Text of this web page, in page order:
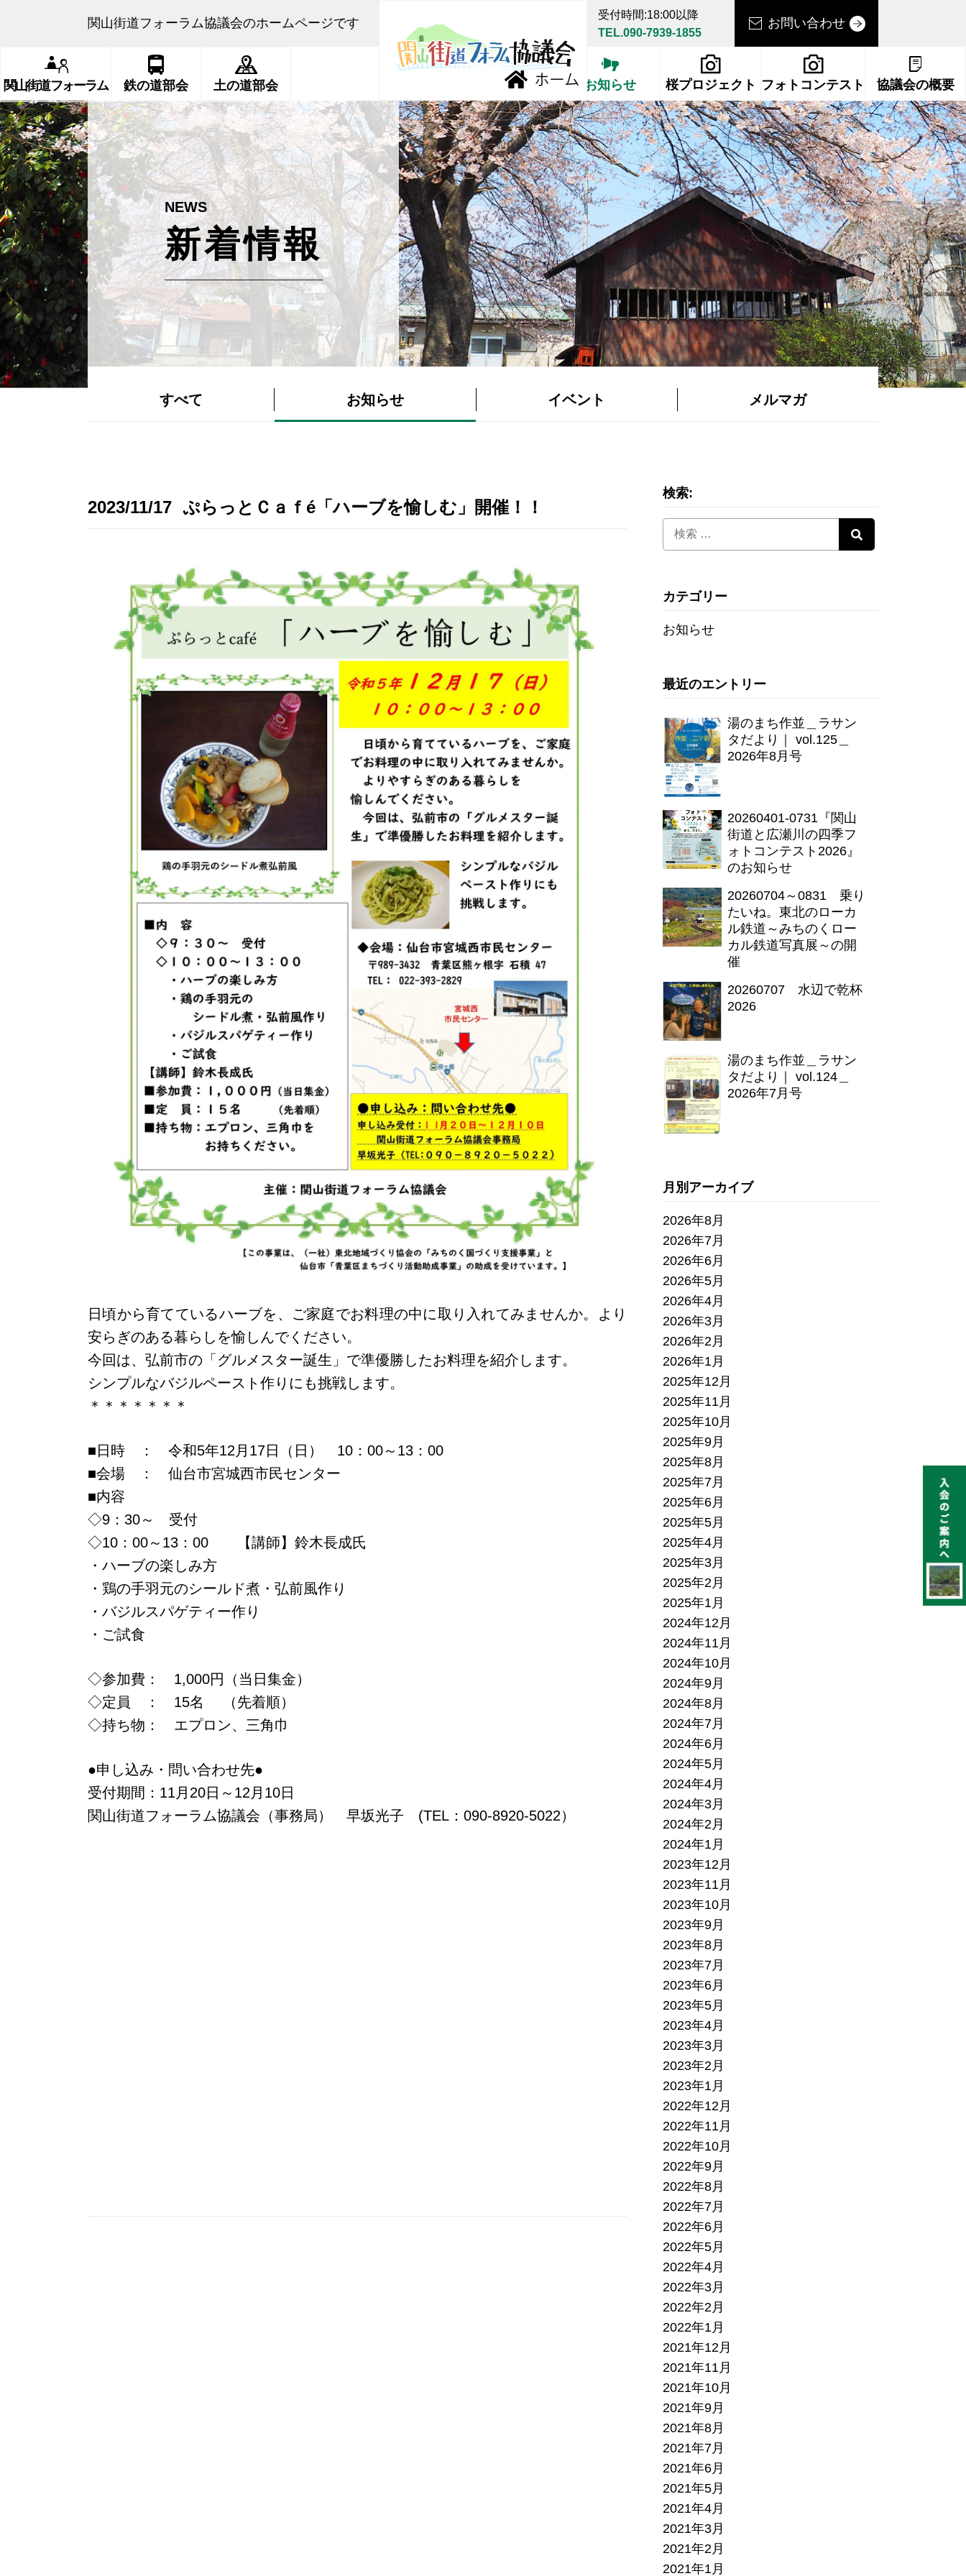
関山街道フォーラム協議会のホームページです
受付時間:18:00以降
TEL.090-7939-1855
お問い合わせ
関山街道フォーラム 鉄の道部会 土の道部会 お知らせ 桜プロジェクト フォトコンテスト 協議会の概要
新着情報
すべて お知らせ イベント メルマガ
2023/11/17 ぷらっとＣａｆé「ハーブを愉しむ」開催！！
日頃から育てているハーブを、ご家庭でお料理の中に取り入れてみませんか。より
安らぎのある暮らしを愉しんでください。
今回は、弘前市の「グルメスター誕生」で準優勝したお料理を紹介します。
シンプルなバジルペースト作りにも挑戦します。
＊＊＊＊＊＊＊
■日時 ： 令和5年12月17日（日） 10：00～13：00
■会場 ： 仙台市宮城西市民センター
■内容
◇9：30～ 受付
◇10：00～13：00 【講師】鈴木長成氏
・ハーブの楽しみ方
・鶏の手羽元のシールド煮・弘前風作り
・バジルスパゲティー作り
・ご試食
◇参加費： 1,000円（当日集金）
◇定員 ： 15名 （先着順）
◇持ち物： エプロン、三角巾
●申し込み・問い合わせ先●
受付期間：11月20日～12月10日
関山街道フォーラム協議会（事務局） 早坂光子 (TEL：090-8920-5022）
検索:
カテゴリー
お知らせ
最近のエントリー
湯のまち作並＿ラサン
タだより｜ vol.125＿
2026年8月号
20260401-0731『関山
街道と広瀬川の四季フ
ォトコンテスト2026』
のお知らせ
20260704～0831 乗り
たいね。東北のローカ
ル鉄道～みちのくロー
カル鉄道写真展～の開
催
20260707 水辺で乾杯
2026
湯のまち作並＿ラサン
タだより｜ vol.124＿
2026年7月号
月別アーカイブ
2026年8月
2026年7月
2026年6月
2026年5月
2026年4月
2026年3月
2026年2月
2026年1月
2025年12月
2025年11月
2025年10月
2025年9月
2025年8月
2025年7月
2025年6月
2025年5月
2025年4月
2025年3月
2025年2月
2025年1月
2024年12月
2024年11月
2024年10月
2024年9月
2024年8月
2024年7月
2024年6月
2024年5月
2024年4月
2024年3月
2024年2月
2024年1月
2023年12月
2023年11月
2023年10月
2023年9月
2023年8月
2023年7月
2023年6月
2023年5月
2023年4月
2023年3月
2023年2月
2023年1月
2022年12月
2022年11月
2022年10月
2022年9月
2022年8月
2022年7月
2022年6月
2022年5月
2022年4月
2022年3月
2022年2月
2022年1月
2021年12月
2021年11月
2021年10月
2021年9月
2021年8月
2021年7月
2021年6月
2021年5月
2021年4月
2021年3月
2021年2月
2021年1月